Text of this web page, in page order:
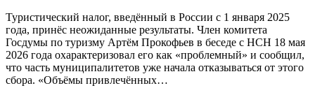
Туристический налог, введённый в России с 1 января 2025
года, принёс неожиданные результаты. Член комитета
Госдумы по туризму Артём Прокофьев в беседе с НСН 18 мая
2026 года охарактеризовал его как «проблемный» и сообщил,
что часть муниципалитетов уже начала отказываться от этого
сбора. «Объёмы привлечённых…